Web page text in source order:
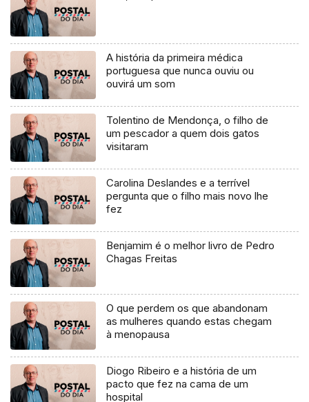
A história da primeira médica
portuguesa que nunca ouviu ou
ouvirá um som
Tolentino de Mendonça, o filho de
um pescador a quem dois gatos
visitaram
Carolina Deslandes e a terrível
pergunta que o filho mais novo lhe
fez
Benjamim é o melhor livro de Pedro
Chagas Freitas
O que perdem os que abandonam
as mulheres quando estas chegam
à menopausa
Diogo Ribeiro e a história de um
pacto que fez na cama de um
hospital